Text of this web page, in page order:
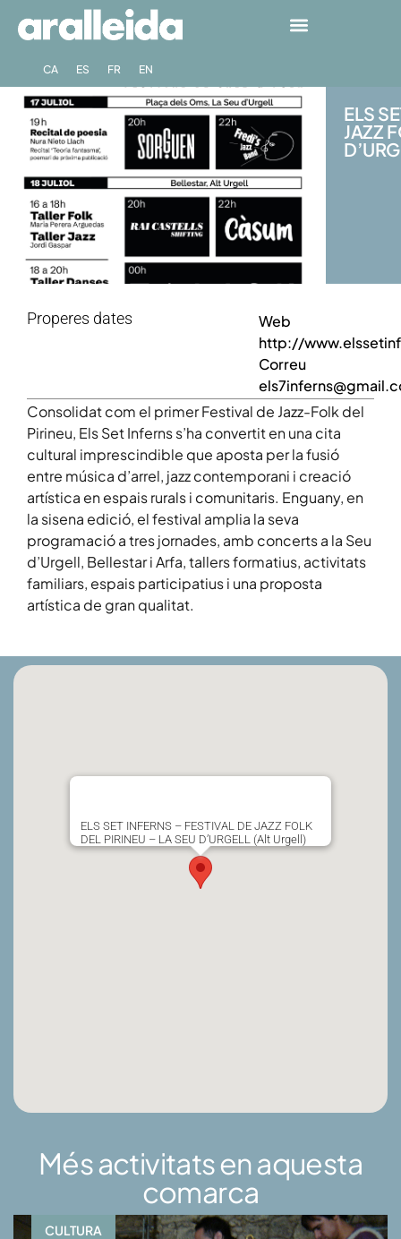
CA ES FR EN
ELS
JAZZ
Properes dates
Web
http://
Correu
Consolidat com el primer Festival de Jazz-Folk del
Pirineu, Els Set Inferns s’ha convertit en una cita
cultural imprescindible que aposta per la fusió
entre música d’arrel, jazz contemporani i creació
artística en espais rurals i comunitaris. Enguany, en
la sisena edició, el festival amplia la seva
programació a tres jornades, amb concerts a la Seu
d’Urgell, Bellestar i Arfa, tallers formatius, activitats
familiars, espais participatius i una proposta
artística de gran qualitat.
ELS SET INFERNS – FESTIVAL DE JAZZ FOLK
DEL PIRINEU – LA SEU D’URGELL (Alt Urgell)
Més activitats en aquesta
comarca
CULTURA